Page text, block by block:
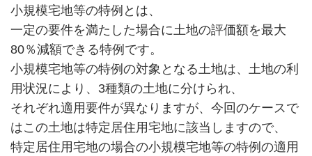
小規模宅地等の特例とは、
一定の要件を満たした場合に土地の評価額を最大
80％減額できる特例です。
小規模宅地等の特例の対象となる土地は、土地の利
用状況により、3種類の土地に分けられ、
それぞれ適用要件が異なりますが、今回のケースで
はこの土地は特定居住用宅地に該当しますので、
特定居住用宅地の場合の小規模宅地等の特例の適用